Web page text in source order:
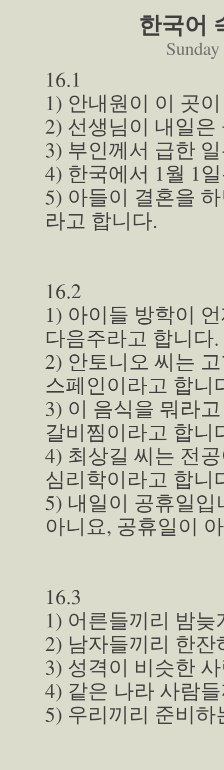
한국어
16.1
1) 안내원이 이 곳
2) 선생님이 내일
3) 부인께서 급한
4) 한국에서 1월 1
5) 아들이 결혼을
라고 합니다.
16.2
1) 아이들 방학이
다음주라고 합니다.
2) 안토니오 씨는
스페인이라고 합니
3) 이 음식을 뭐라
갈비찜이라고 합니
4) 최상길 씨는 전
심리학이라고 합니
5) 내일이 공휴일입
아니요, 공휴일이
16.3
1) 어른들끼리 밤
2) 남자들끼리 한
3) 성격이 비슷한
4) 같은 나라 사람
5) 우리끼리 준비하